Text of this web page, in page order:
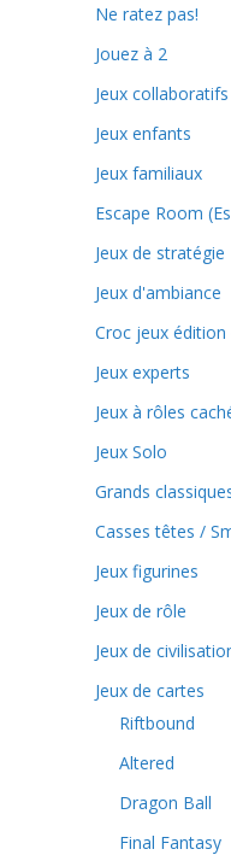
Ne ratez pas!
Jouez à 2
Jeux collaboratifs
Jeux enfants
Jeux familiaux
Escape Room
Jeux de stratégie
Jeux d'ambiance
Croc jeux
Jeux experts
Jeux à rôles
Jeux Solo
Grands
Casses têtes /
Jeux figurines
Jeux de rôle
Jeux de
Jeux de cartes
Riftbound
Altered
Dragon Ball
Final Fantasy